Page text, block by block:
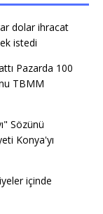
dolar ihracat
istedi
Pazarda 100
TBMM
Sözünü
Konya'yı
içinde